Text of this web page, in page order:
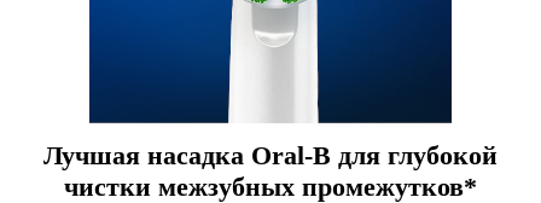
Лучшая насадка Oral-B для глубокой
чистки межзубных промежутков*